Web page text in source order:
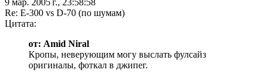
9 мар. 2005 г., 23:58:58
Re: E-300 vs D-70 (по шумам)
Цитата:
от: Amid Niral
Кропы, неверующим могу выслать фулсайз
оригиналы, фоткал в джипег.